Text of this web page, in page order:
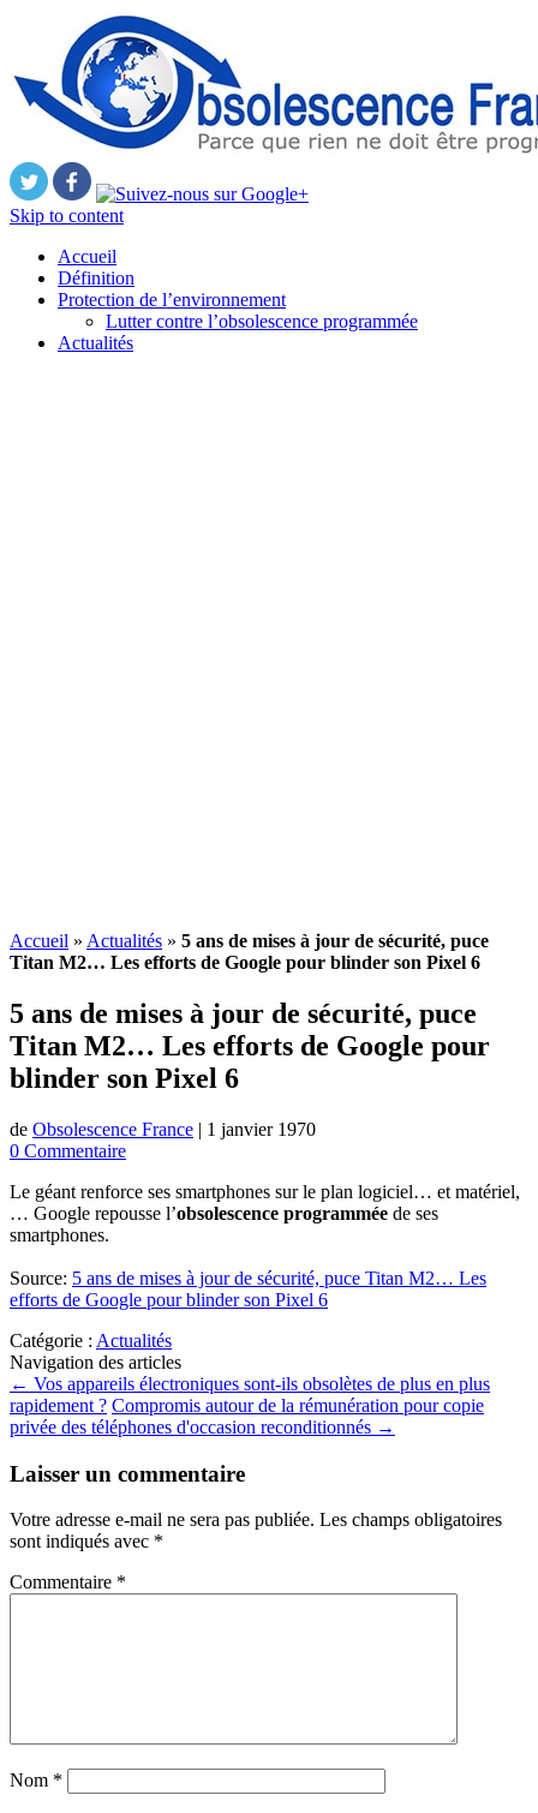
Skip to content
Accueil
Définition
Protection de l’environnement
Lutter contre l’obsolescence programmée
Actualités
Accueil » Actualités » 5 ans de mises à jour de sécurité, puce
Titan M2… Les efforts de Google pour blinder son Pixel 6
5 ans de mises à jour de sécurité, puce
Titan M2… Les efforts de Google pour
blinder son Pixel 6
de Obsolescence France | 1 janvier 1970
0 Commentaire
Le géant renforce ses smartphones sur le plan logiciel… et matériel,
… Google repousse l’obsolescence programmée de ses
smartphones.
Source: 5 ans de mises à jour de sécurité, puce Titan M2… Les
efforts de Google pour blinder son Pixel 6
Catégorie : Actualités
Navigation des articles
← Vos appareils électroniques sont-ils obsolètes de plus en plus
rapidement ? Compromis autour de la rémunération pour copie
privée des téléphones d'occasion reconditionnés →
Laisser un commentaire
Votre adresse e-mail ne sera pas publiée. Les champs obligatoires
sont indiqués avec *
Commentaire *
Nom *